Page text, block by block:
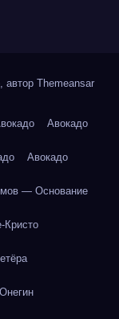
автор Themeansar
Авокадо
Авокадо
— Основание